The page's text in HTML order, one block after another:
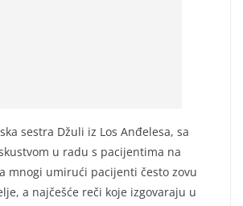
sestra Džuli iz Los Anđelesa, sa
u radu s pacijentima na
mnogi umirući pacijenti često zovu
a najčešće reči koje izgovaraju u